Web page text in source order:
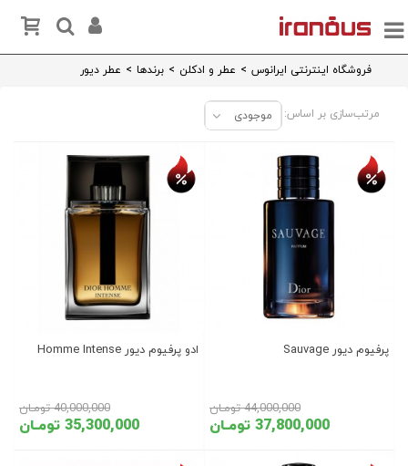
فروشگاه اینترنتی ایرانوس > عطر و ادکلن > برندها > عطر دیور
مرتب‌سازی بر اساس: موجودی تخفیف روز
پرفیوم دیور Sauvage
37,800,000 تومـان
44,000,000 تومـان
ادو پرفیوم دیور Homme Intense
35,300,000 تومـان
40,000,000 تومـان